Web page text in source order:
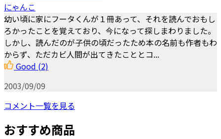
にゃんこ
幼い頃に家にフータくんが１冊あって、それを読んでおもし
ろかったことを覚えており、今になって探しまわりました。
しかし、読んだのが子供の頃だったため本の名前も作者もわ
からず、ただカビ人間が出てきたこととコ...
Good (2)
2003/09/09
コメント一覧を見る
おすすめ商品